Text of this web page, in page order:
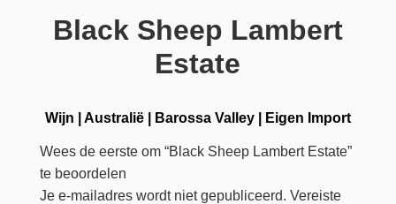
Black Sheep Lambert
Estate
Wijn Australië| Barossa Valley| Eigen Import
Wees de eerste om “Black Sheep Lambert Estate”
te beoordelen
Je e-mailadres wordt niet gepubliceerd. Vereiste